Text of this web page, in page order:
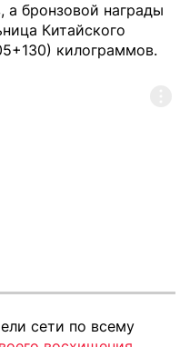
а бронзовой награды
Китайского
килограммов.
сети по всему